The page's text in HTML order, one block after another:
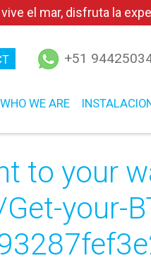
el mar, disfruta la
+51
WHO WE ARE
to your
your-